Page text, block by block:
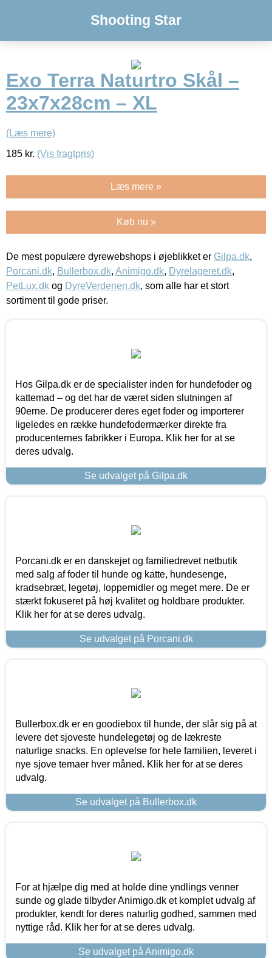
Shooting Star
Exo Terra Naturtro Skål –
23x7x28cm – XL
(Læs mere)
185 kr. (Vis fragtpris)
Læs mere »
Køb nu »
De mest populære dyrewebshops i øjeblikket er Gilpa.dk,
Porcani.dk, Bullerbox.dk, Animigo.dk, Dyrelageret.dk,
PetLux.dk og DyreVerdenen.dk, som alle har et stort
sortiment til gode priser.
Hos Gilpa.dk er de specialister inden for hundefoder og
kattemad – og det har de været siden slutningen af
90erne. De producerer deres eget foder og importerer
ligeledes en række hundefodermærker direkte fra
producenternes fabrikker i Europa. Klik her for at se
deres udvalg.
Se udvalget på Gilpa.dk
Porcani.dk er en danskejet og familiedrevet netbutik
med salg af foder til hunde og katte, hundesenge,
kradsebræt, legetøj, loppemidler og meget mere. De er
stærkt fokuseret på høj kvalitet og holdbare produkter.
Klik her for at se deres udvalg.
Se udvalget på Porcani.dk
Bullerbox.dk er en goodiebox til hunde, der slår sig på at
levere det sjoveste hundelegetøj og de lækreste
naturlige snacks. En oplevelse for hele familien, leveret i
nye sjove temaer hver måned. Klik her for at se deres
udvalg.
Se udvalget på Bullerbox.dk
For at hjælpe dig med at holde dine yndlings venner
sunde og glade tilbyder Animigo.dk et komplet udvalg af
produkter, kendt for deres naturlig godhed, sammen med
nyttige råd. Klik her for at se deres udvalg.
Se udvalget på Animigo.dk